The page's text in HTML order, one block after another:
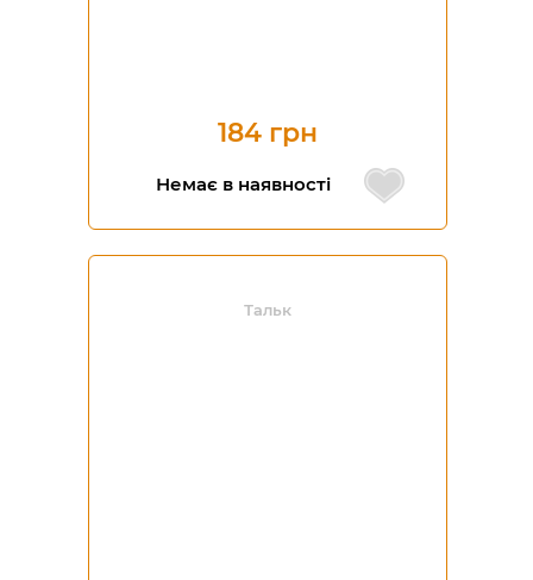
184 грн
Немає в наявності
Тальк